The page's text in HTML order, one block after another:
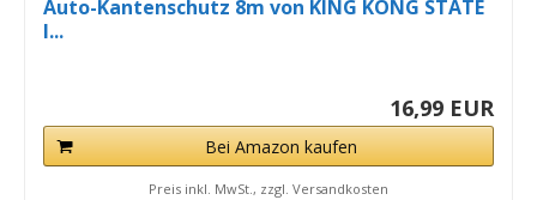
Auto-Kantenschutz 8m von KING KONG STATE
l...
16,99 EUR
Bei Amazon kaufen
Preis inkl. MwSt., zzgl. Versandkosten